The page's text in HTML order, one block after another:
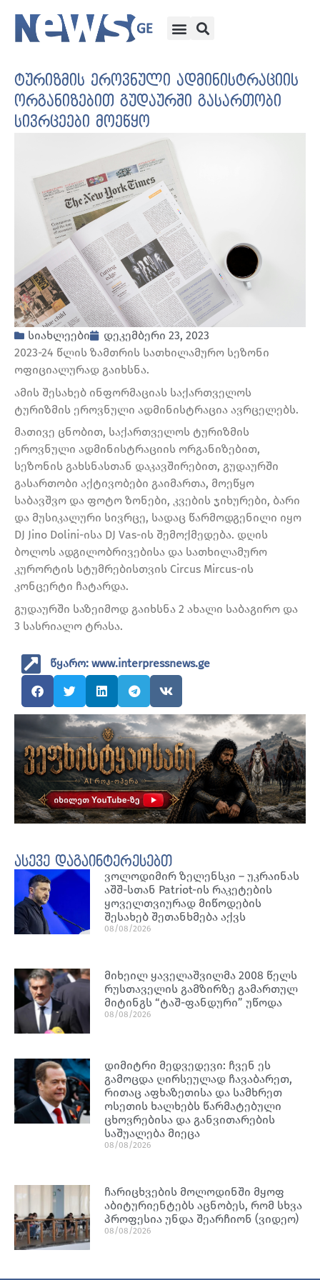
ტურიზმის ეროვნული ადმინისტრაციის
ორგანიზებით გუდაურში გასართობი
სივრცეები მოეწყო
სიახლეები
დეკემბერი 23, 2023
2023-24 წლის ზამთრის სათხილამურო სეზონი
ოფიციალურად გაიხსნა.
ამის შესახებ ინფორმაციას საქართველოს
ტურიზმის ეროვნული ადმინისტრაცია ავრცელებს.
მათივე ცნობით, საქართველოს ტურიზმის
ეროვნული ადმინისტრაციის ორგანიზებით,
სეზონის გახსნასთან დაკავშირებით, გუდაურში
გასართობი აქტივობები გაიმართა, მოეწყო
საბავშვო და ფოტო ზონები, კვების ჯიხურები, ბარი
და მუსიკალური სივრცე, სადაც წარმოდგენილი იყო
DJ Jino Dolini-ისა DJ Vas-ის შემოქმედება. დღის
ბოლოს ადგილობრივებისა და სათხილამურო
კურორტის სტუმრებისთვის Circus Mircus-ის
კონცერტი ჩატარდა.
გუდაურში საზეიმოდ გაიხსნა 2 ახალი საბაგირო და
3 სასრიალო ტრასა.
წყარო: www.interpressnews.ge
ასევე დაგაინტერესებთ
ვოლოდიმირ ზელენსკი – უკრაინას
აშშ-სთან Patriot-ის რაკეტების
ყოველთვიურად მიწოდების
შესახებ შეთანხმება აქვს
08/08/2026
მიხეილ ყაველაშვილმა 2008 წელს
რუსთაველის გამზირზე გამართულ
მიტინგს “ტაშ-ფანდური” უწოდა
08/08/2026
დიმიტრი მედვედევი: ჩვენ ეს
გამოცდა ღირსეულად ჩავაბარეთ,
რითაც აფხაზეთისა და სამხრეთ
ოსეთის ხალხებს წარმატებული
ცხოვრებისა და განვითარების
საშუალება მიეცა
08/08/2026
ჩარიცხვების მოლოდინში მყოფ
აბიტურიენტებს აცნობეს, რომ სხვა
პროფესია უნდა შეარჩიონ (ვიდეო)
08/08/2026